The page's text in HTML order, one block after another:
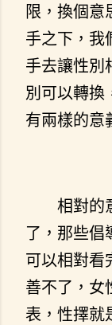
限，換個意
手之下，我
手去讓性別
別可以轉換
有兩樣的意
相對的
了，那些倡
可以相對看
善不了，女
表，性擇就